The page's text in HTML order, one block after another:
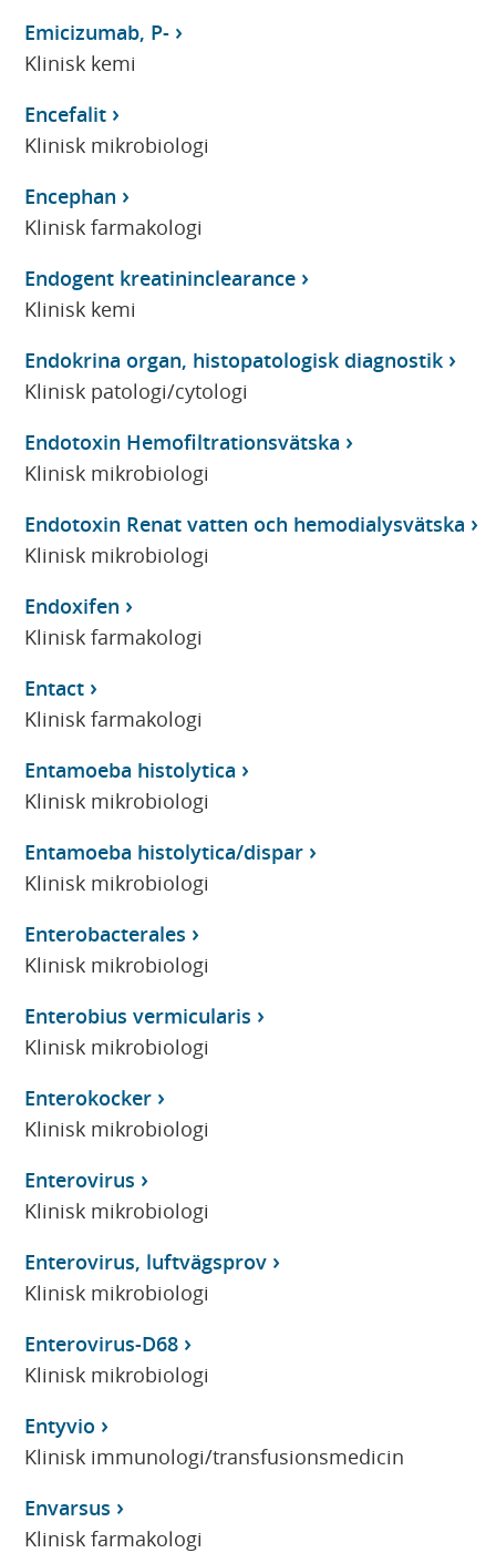
Emicizumab, P-
Klinisk kemi
Encefalit
Klinisk mikrobiologi
Encephan
Klinisk farmakologi
Endogent kreatininclearance
Klinisk kemi
Endokrina organ, histopatologisk diagnostik
Klinisk patologi/cytologi
Endotoxin Hemofiltrationsvätska
Klinisk mikrobiologi
Endotoxin Renat vatten och hemodialysvätska
Klinisk mikrobiologi
Endoxifen
Klinisk farmakologi
Entact
Klinisk farmakologi
Entamoeba histolytica
Klinisk mikrobiologi
Entamoeba histolytica/dispar
Klinisk mikrobiologi
Enterobacterales
Klinisk mikrobiologi
Enterobius vermicularis
Klinisk mikrobiologi
Enterokocker
Klinisk mikrobiologi
Enterovirus
Klinisk mikrobiologi
Enterovirus, luftvägsprov
Klinisk mikrobiologi
Enterovirus-D68
Klinisk mikrobiologi
Entyvio
Klinisk immunologi/transfusionsmedicin
Envarsus
Klinisk farmakologi